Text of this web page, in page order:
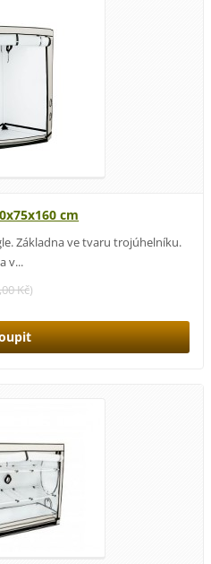
cm
Základna ve tvaru trojúhelníku.
v...
Kč)